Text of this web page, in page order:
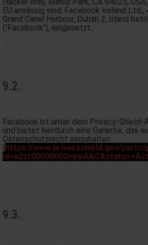
EU ansässig sind, Facebook Ireland Ltd.,
Grand Canal Harbour, Dublin 2, Irland
("Facebook"), eingesetzt.
9.2.
Facebook ist unter dem Privacy-
und bietet hierdurch eine Garantie, das
Datenschutzrecht einzuhalten
(https://www.privacyshield.gov/
9.3.